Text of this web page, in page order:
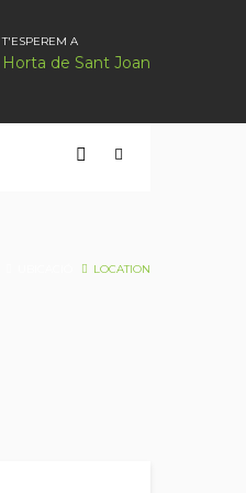
T'ESPEREM A
Horta de Sant Joan
LOCATION